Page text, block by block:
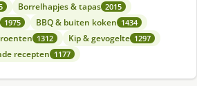
Borrelhapjes & tapas 2015
1975 BBQ & buiten koken 1434
1312 Kip & gevogelte 1297
recepten 1177